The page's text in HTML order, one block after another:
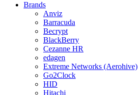
Brands
Anviz
Barracuda
Becrypt
BlackBerry
Cezanne HR
edagen
Extreme Networks (Aerohive)
Go2Clock
HID
Hitachi